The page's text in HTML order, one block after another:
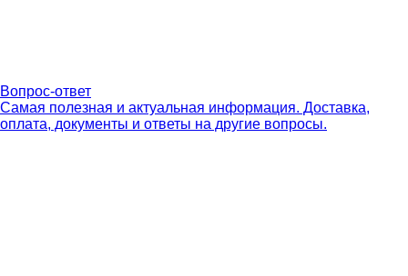
Вопрос-ответ
Самая полезная и актуальная информация. Доставка,
оплата, документы и ответы на другие вопросы.